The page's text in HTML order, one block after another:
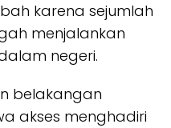
karena sejumlah
menjalankan
negeri.
belakangan
akses menghadiri